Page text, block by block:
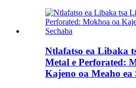
Ntlafatso ea Libaka
Metal e Perforated:
Kajeno oa Meaho ea